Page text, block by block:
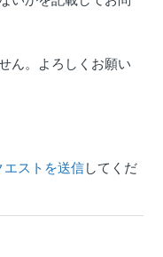
ん。よろしくお願い
エストを送信してくだ